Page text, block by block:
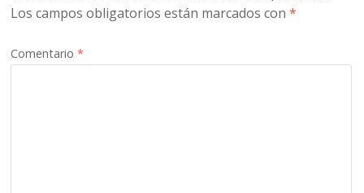
Los campos obligatorios están marcados con*
Comentario*